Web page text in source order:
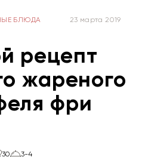
БЛЮДА 23 марта 2019
рецепт
жареного
фри
30
3-4